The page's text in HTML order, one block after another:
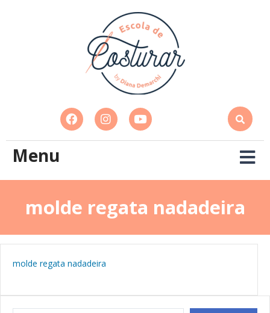
Menu
molde regata nadadeira
molde regata nadadeira